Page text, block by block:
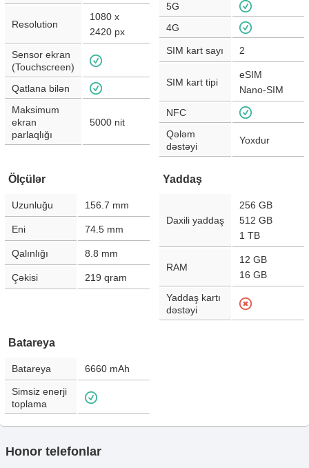
Resolution
1080 x
2420 px
Sensor ekran
(Touchscreen)
Qatlana bilən
Maksimum
ekran
parlaqlığı
5000 nit
5G
4G
SIM kart sayı 2
SIM kart tipi
eSIM
Nano-SIM
NFC
Qələm
dəstəyi
Yoxdur
Ölçülər
Uzunluğu 156.7 mm
Eni 74.5 mm
Qalınlığı 8.8 mm
Çəkisi 219 qram
Yaddaş
Daxili yaddaş
256 GB
512 GB
1 TB
RAM
12 GB
16 GB
Yaddaş kartı
dəstəyi
Batareya
Batareya 6660 mAh
Simsiz enerji
toplama
Honor telefonlar